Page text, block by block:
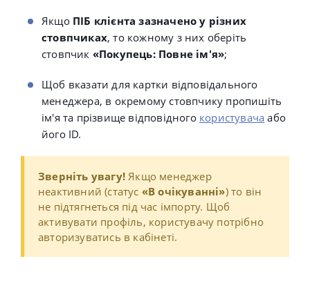
Якщо ПІБ клієнта зазначено у різних
стовпчиках, то кожному з них оберіть
стовпчик «Покупець: Повне ім'я»;
Щоб вказати для картки відповідального
менеджера, в окремому стовпчику пропишіть
ім'я та прізвище відповідного користувача або
його ID.
Зверніть увагу! Якщо менеджер
неактивний (статус «В очікуванні») то він
не підтягнеться під час імпорту. Щоб
активувати профіль, користувачу потрібно
авторизуватись в кабінеті.